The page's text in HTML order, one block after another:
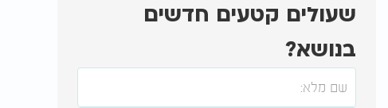
שעולים קטעים חדשים
בנושא?